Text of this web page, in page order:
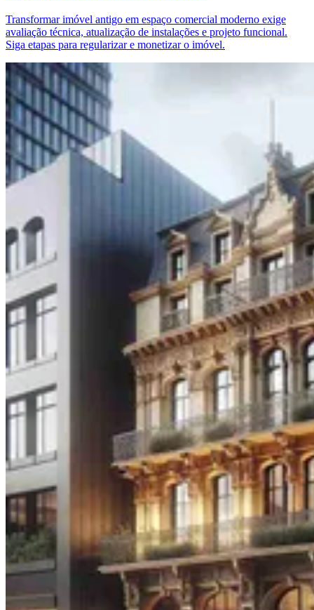
Transformar imóvel antigo em espaço comercial moderno exige
avaliação técnica, atualização de instalações e projeto funcional.
Siga etapas para regularizar e monetizar o imóvel.